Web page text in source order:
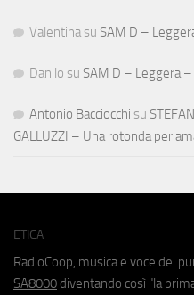
Valentina su SAM D –
Danilo su SAM D – Leggera
Antonio Bacciocchi su
GALLUZZI – Una rotonda per
ETICA
RadioCoop, musica e voce dei
SA8000 diventando così "la